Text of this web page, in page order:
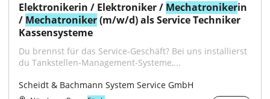
Elektronikerin / Elektroniker / Mechatronikerin
/ Mechatroniker (m/w/d) als Service Techniker
Kassensysteme
Du brennst für das Service-Geschäft? Bei uns installierst
du Tankstellen-Management-Systeme,...
Scheidt & Bachmann System Service GmbH